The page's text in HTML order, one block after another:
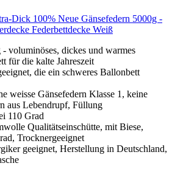
Dick 100% Neue Gänsefedern 5000g -
Federbettdecke Weiß
voluminöses, dickes und warmes
für die kalte Jahreszeit
die ein schweres Ballonbett
weisse Gänsefedern Klasse 1, keine
aus Lebendrupf, Füllung
110 Grad
Qualitätseinschütte, mit Biese,
Trocknergeeignet
geeignet, Herstellung in Deutschland,